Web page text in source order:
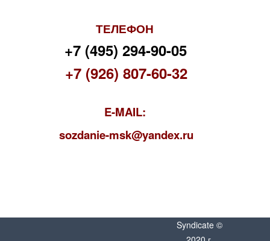
ТЕЛЕФОН
+7 (495) 294-90-05
+7 (926) 807-60-32
E-MAIL:
sozdanie-msk@yandex.ru
Syndicate ©